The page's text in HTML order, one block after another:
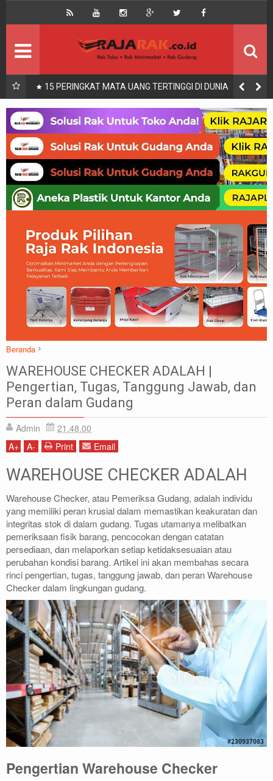
UKURAN KASUR 90x200, 100x200, 120x200, 140x200,
160x200, 180x200 | FUNGSI, MANFAAT DAN KEGUNAAN
Beranda
Warehouse
WAREHOUSE CHECKER ADALAH | Pengertian, Tugas, Tanggung
Jawab, dan Peran dalam Gudang
WAREHOUSE CHECKER ADALAH |
Pengertian, Tugas, Tanggung Jawab, dan
Peran dalam Gudang
Admin
21.48.00
A+ A- Print Email
WAREHOUSE CHECKER ADALAH
Warehouse Checker, atau Pemeriksa Gudang, adalah individu
yang memiliki peran krusial dalam memastikan keakuratan dan
integritas stok di dalam gudang. Tugas utamanya melibatkan
pemeriksaan fisik barang, pencocokan dengan catatan
persediaan, dan melaporkan setiap ketidaksesuaian atau
perubahan kondisi barang. Artikel ini akan membahas secara
rinci pengertian, tugas, tanggung jawab, dan peran Warehouse
Checker dalam lingkungan gudang.
Pengertian Warehouse Checker
Beranda
Kontak About Us
Rak Gudang Rak besi/Rak pallet
Rak Minimarket Supermarket
Produk Lain Peralatan Toko Dll
Artikel Retail & Logistik